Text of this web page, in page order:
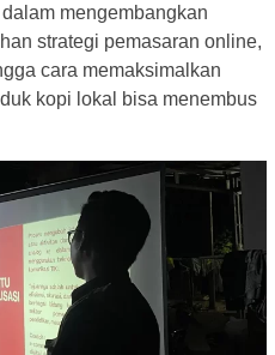
mengembangkan
strategi pemasaran online,
cara memaksimalkan
kopi lokal bisa menembus